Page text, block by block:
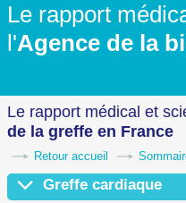
Le rapport
l'Agence de la
Le rapport médical et
de la greffe en France
Retour accueil
Greffe cardiaque